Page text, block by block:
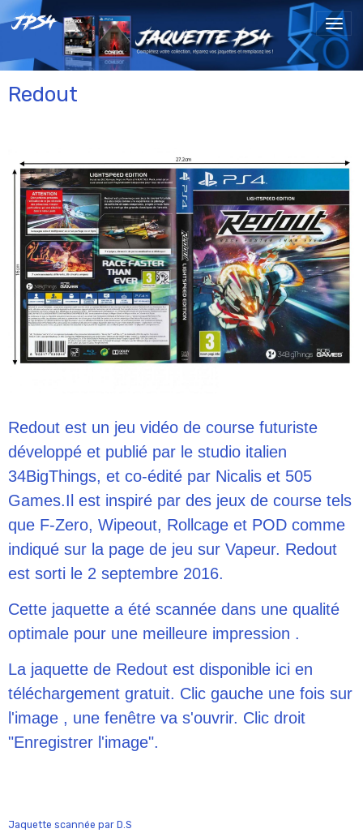
Redout
Redout est un jeu vidéo de course futuriste
développé et publié par le studio italien
34BigThings, et co-édité par Nicalis et 505
Games.Il est inspiré par des jeux de course tels
que F-Zero, Wipeout, Rollcage et POD comme
indiqué sur la page de jeu sur Vapeur. Redout
est sorti le 2 septembre 2016.
Cette jaquette a été scannée dans une qualité
optimale pour une meilleure impression .
La jaquette de Redout est disponible ici en
téléchargement gratuit. Clic gauche une fois sur
l'image , une fenêtre va s'ouvrir. Clic droit
"Enregistrer l'image".
Jaquette scannée par D.S